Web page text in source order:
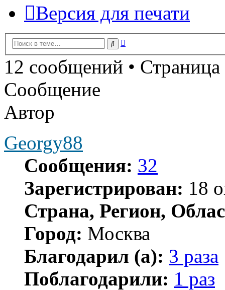
Версия для печати
Поиск
12 сообщений • Страница
Сообщение
Автор
Georgy88
Сообщения: 32
Зарегистрирован: 18
Страна, Регион,
Город: Москва
Благодарил (а): 3 раза
Поблагодарили: 1 раз